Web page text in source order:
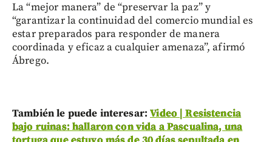
La “mejor manera” de “preservar la paz” y
“garantizar la continuidad del comercio mundial es
estar preparados para responder de manera
coordinada y eficaz a cualquier amenaza”, afirmó
Ábrego.
También le puede interesar:Video | Resistencia
bajo ruinas: hallaron con vida a Pascualina, una